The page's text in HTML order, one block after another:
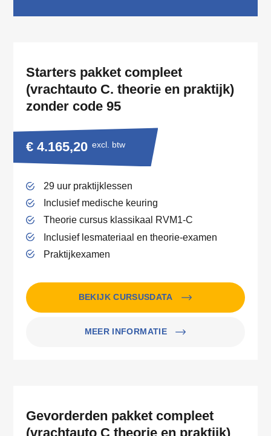
Starters pakket compleet
(vrachtauto C. theorie en praktijk)
zonder code 95
€ 4.165,20 excl. btw
29 uur praktijklessen
Inclusief medische keuring
Theorie cursus klassikaal RVM1-C
Inclusief lesmateriaal en theorie-examen
Praktijkexamen
BEKIJK CURSUSDATA
MEER INFORMATIE
Gevorderden pakket compleet
(vrachtauto C theorie en praktijk)